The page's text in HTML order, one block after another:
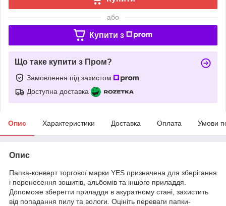
або
Купити з
Що таке купити з Пром?
Замовлення під захистом
Доступна доставка
Опис Характеристики Доставка Оплата Умови
Опис
Папка-конверт торгової марки YES призначена для зберігання
і перенесення зошитів, альбомів та іншого приладдя.
Допоможе зберегти приладдя в акуратному стані, захистить
від попадання пилу та вологи. Оцініть переваги папки-